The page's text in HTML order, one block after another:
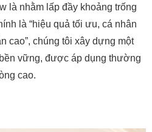
là nhằm lấp đầy khoảng trống
là “hiệu quả tối ưu, cá nhân
cao”, chúng tôi xây dựng một
vững, được áp dụng thường
cao.